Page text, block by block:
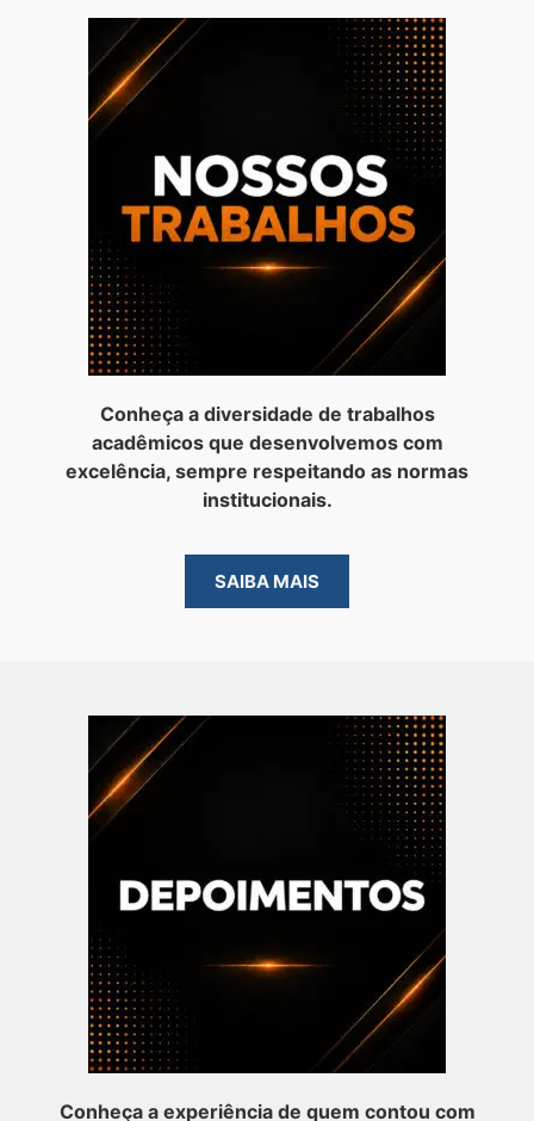
Conheça a diversidade de trabalhos
acadêmicos que desenvolvemos com
excelência, sempre respeitando as normas
institucionais.
SAIBA MAIS
Conheça a experiência de quem contou com